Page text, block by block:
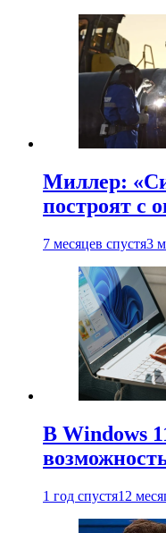
Миллер:
построят с
7 месяцев спустя3
В Windows
1 год спустя12